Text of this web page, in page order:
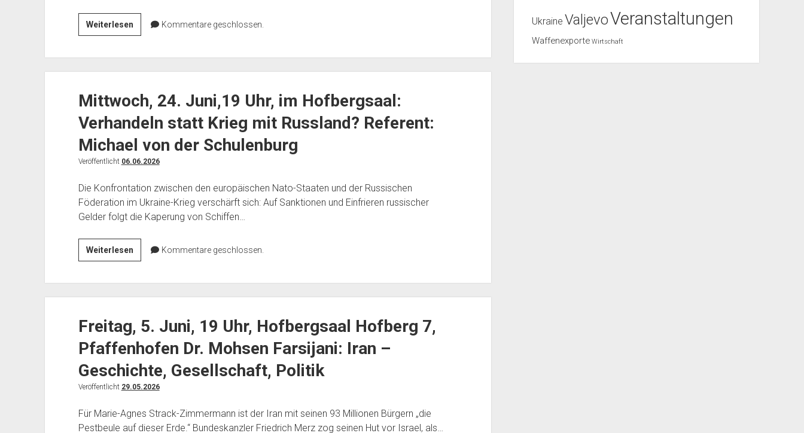
WeiterlesenDienstag,
7.
Dr.
Eugen
Drewermann:
Nur
durch
Frieden
selber
–
Die
als
Zeitenwende
Kommentare geschlossen.
Mittwoch, 24. Juni,19 Uhr, im Hofbergsaal:
Verhandeln statt Krieg mit Russland? Referent:
Michael von der Schulenburg
Veröffentlicht 06.06.2026
Die Konfrontation zwischen den europäischen Nato-Staaten und der Russischen
Föderation im Ukraine-Krieg verschärft sich: Auf Sanktionen und Einfrieren russischer
Gelder folgt die Kaperung von Schiffen…
WeiterlesenMittwoch,
24.
Hofbergsaal:
Verhandeln
statt
Krieg
mit
Russland?
Michael
Kommentare geschlossen.
Freitag, 5. Juni, 19 Uhr, Hofbergsaal Hofberg 7,
Pfaffenhofen Dr. Mohsen Farsijani: Iran –
Geschichte, Gesellschaft, Politik
Veröffentlicht 29.05.2026
Für Marie-Agnes Strack-Zimmermann ist der Iran mit seinen 93 Millionen Bürgern „die
Pestbeule auf dieser Erde.“ Bundeskanzler Friedrich Merz zog seinen Hut vor Israel, als…
Ukraine ValjevoVeranstaltungen
Waffenexporte Wirtschaft